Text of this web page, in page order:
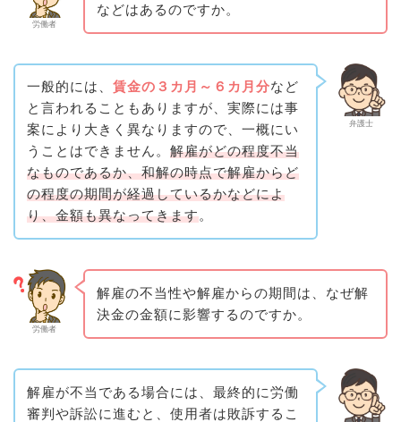
労働者
などはあるのですか。
弁護士
一般的には、 賃金の３カ月～６カ月分など
と言われることもありますが、実際には事
案により大きく異なりますので、一概にい
うことはできません。 解雇がどの程度不当
なものであるか、和解の時点で解雇からど
の程度の期間が経過しているかなどによ
り、金額も異なってきます。
労働者
解雇の不当性や解雇からの期間は、なぜ解
決金の金額に影響するのですか。
解雇が不当である場合には、最終的に労働
審判や訴訟に進むと、使用者は敗訴するこ